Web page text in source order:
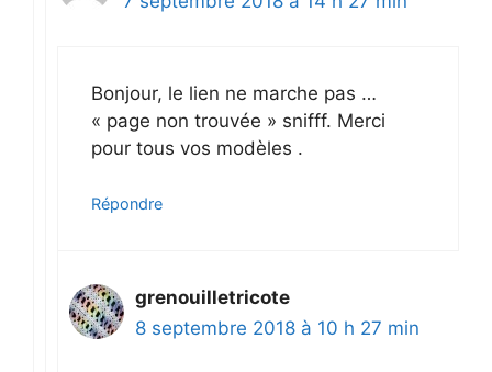
Bonjour, le lien ne marche pas …
« page non trouvée » snifff. Merci
pour tous vos modèles .
Répondre
grenouilletricote
8 septembre 2018 à 10 h 27 min